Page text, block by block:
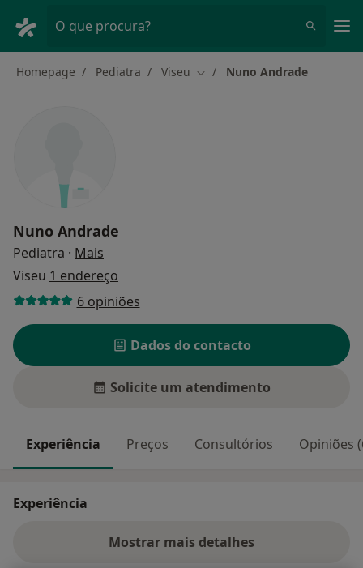
O que procura?
Homepage Pediatra Viseu Mudar de cidade
Nuno Andrade
Nuno Andrade
Pediatra · Mais
Viseu 1 endereço
6 opiniões
Dados do contacto
Solicite um atendimento
Experiência Preços Consultórios Opiniões
Experiência
Mostrar mais detalhes
sobre a experiência